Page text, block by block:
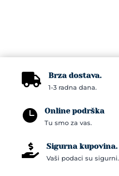
 Brza dostava.
1-3 radna dana.
 Online podrška
Tu smo za vas.
 Sigurna kupovina.
Vaši podaci su sigurni.